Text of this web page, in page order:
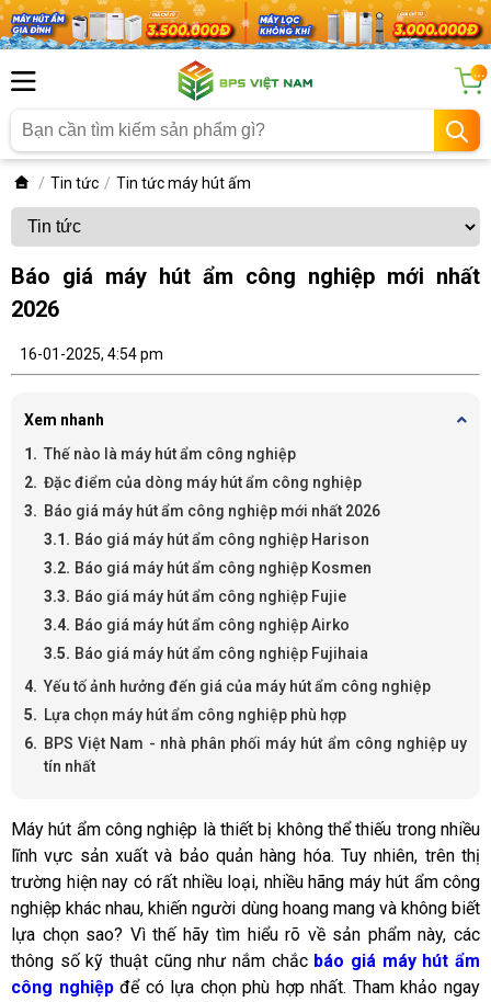
...
Tin tức Tin tức máy hút ấm
Báo giá máy hút ẩm công nghiệp mới nhất
2026
16-01-2025, 4:54 pm
Xem nhanh
Thế nào là máy hút ẩm công nghiệp
Đặc điểm của dòng máy hút ẩm công nghiệp
Báo giá máy hút ẩm công nghiệp mới nhất 2026
Báo giá máy hút ẩm công nghiệp Harison
Báo giá máy hút ẩm công nghiệp Kosmen
Báo giá máy hút ẩm công nghiệp Fujie
Báo giá máy hút ẩm công nghiệp Airko
Báo giá máy hút ẩm công nghiệp Fujihaia
Yếu tố ảnh hưởng đến giá của máy hút ẩm công nghiệp
Lựa chọn máy hút ẩm công nghiệp phù hợp
BPS Việt Nam - nhà phân phối máy hút ẩm công nghiệp uy
tín nhất
Máy hút ẩm công nghiệp là thiết bị không thể thiếu trong nhiều
lĩnh vực sản xuất và bảo quản hàng hóa. Tuy nhiên, trên thị
trường hiện nay có rất nhiều loại, nhiều hãng máy hút ẩm công
nghiệp khác nhau, khiến người dùng hoang mang và không biết
lựa chọn sao? Vì thế hãy tìm hiểu rõ về sản phẩm này, các
thông số kỹ thuật cũng như nắm chắc báo giá máy hút ẩm
công nghiệpđể có lựa chọn phù hợp nhất. Tham khảo ngay